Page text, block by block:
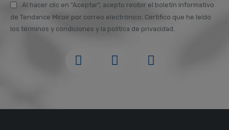
Al hacer clic en "Aceptar", acepto recibir el boletín informativo
de Tendance Miroir por correo electrónico. Certifico que he leído
los términos y condiciones y la política de privacidad.